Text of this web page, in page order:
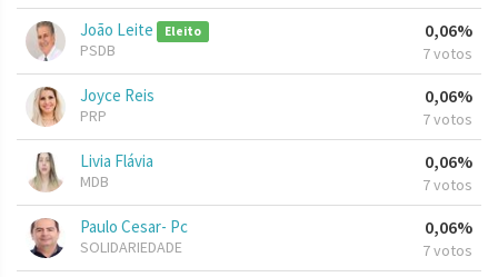
João Leite Eleito
PSDB
0,06%
7 votos
Joyce Reis
PRP
0,06%
7 votos
Livia Flávia
MDB
0,06%
7 votos
Paulo Cesar- Pc
SOLIDARIEDADE
0,06%
7 votos